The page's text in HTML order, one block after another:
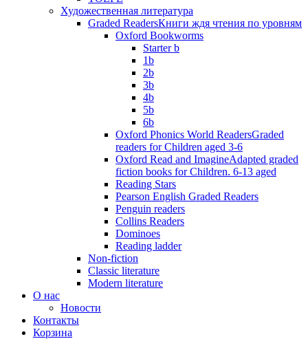
Художественная литература
Graded ReadersКниги ждя чтения по уровням
Oxford Bookworms
Starter b
1b
2b
3b
4b
5b
6b
Oxford Phonics World ReadersGraded
readers for Children aged 3-6
Oxford Read and ImagineAdapted graded
fiction books for Children. 6-13 aged
Reading Stars
Pearson English Graded Readers
Penguin readers
Collins Readers
Dominoes
Reading ladder
Non-fiction
Classic literature
Modern literature
О нас
Новости
Контакты
Корзина